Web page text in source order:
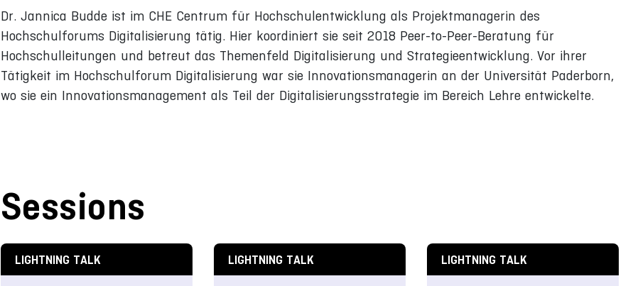
Dr. Jannica Budde ist im CHE Centrum für Hochschulentwicklung als Projektmanagerin des
Hochschulforums Digitalisierung tätig. Hier koordiniert sie seit 2018 Peer-to-Peer-Beratung für
Hochschulleitungen und betreut das Themenfeld Digitalisierung und Strategieentwicklung. Vor ihrer
Tätigkeit im Hochschulforum Digitalisierung war sie Innovationsmanagerin an der Universität Paderborn,
wo sie ein Innovationsmanagement als Teil der Digitalisierungsstrategie im Bereich Lehre entwickelte.
Sessions
LIGHTNING TALK LIGHTNING TALK LIGHTNING TALK